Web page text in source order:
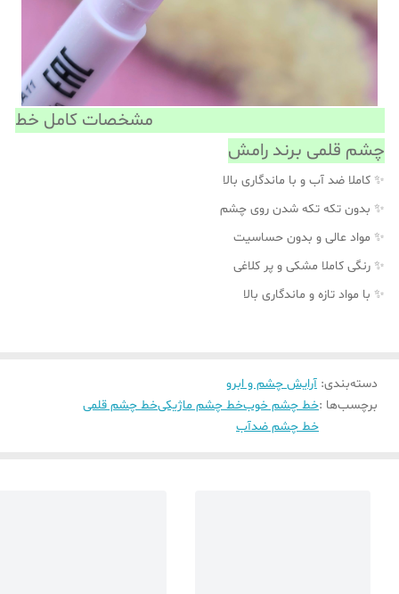
مشخصات کامل خط
چشم قلمی برند رامش
✨ کاملا ضد آب و با ماندگاری بالا
✨ بدون تکه تکه شدن روی چشم
✨ مواد عالی و بدون حساسیت
✨ رنگی کاملا مشکی و پر کلاغی
✨ با مواد تازه و ماندگاری بالا
دسته‌بندی: آرایش چشم و ابرو
برچسب‌ها :خط چشم خوبخط چشم ماژیکیخط چشم قلمی
خط چشم ضدآب